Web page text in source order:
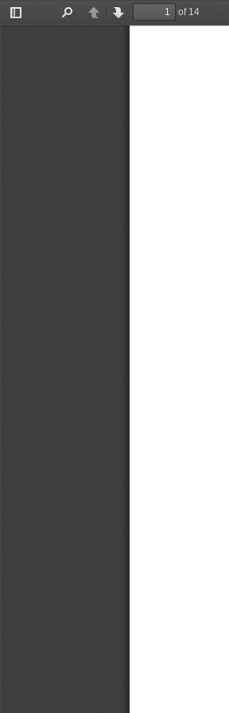
Toggle
PreviousNext
of 14